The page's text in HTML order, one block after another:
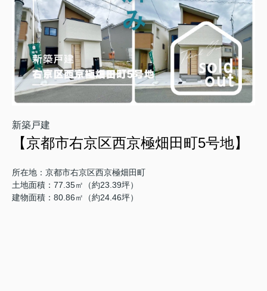
新築戸建
【京都市右京区西京極畑田町5号地】
所在地：京都市右京区西京極畑田町
土地面積：77.35㎡（約23.39坪）
建物面積：80.86㎡（約24.46坪）